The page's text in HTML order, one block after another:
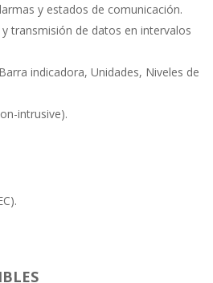
y estados de comunicación.
transmisión de datos en intervalos
indicadora, Unidades, Niveles de
intrusive).